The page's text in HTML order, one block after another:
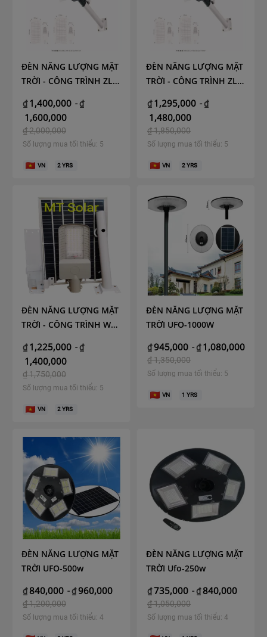
ĐÈN NĂNG LƯỢNG MẶT
TRỜI - CÔNG TRÌNH ZL-
₫ 1,400,000 -₫
1,600,000
₫2,000,000
Số lượng mua tối thiểu: 5
VN 2YRS
ĐÈN NĂNG LƯỢNG MẶT
TRỜI - CÔNG TRÌNH ZL-
₫ 1,295,000 -₫
1,480,000
₫1,850,000
Số lượng mua tối thiểu: 5
VN 2YRS
ĐÈN NĂNG LƯỢNG MẶT
TRỜI - CÔNG TRÌNH WH-
₫ 1,225,000 -₫
1,400,000
₫1,750,000
Số lượng mua tối thiểu: 5
VN 2YRS
ĐÈN NĂNG LƯỢNG MẶT
TRỜI UFO-1000W
₫ 945,000 -₫ 1,080,000
₫1,350,000
Số lượng mua tối thiểu: 5
VN 1 YRS
ĐÈN NĂNG LƯỢNG MẶT
TRỜI UFO-500w
₫ 840,000 -₫ 960,000
₫1,200,000
Số lượng mua tối thiểu: 4
ĐÈN NĂNG LƯỢNG MẶT
TRỜI Ufo-250w
₫735,000 -₫ 840,000
₫1,050,000
Số lượng mua tối thiểu: 4